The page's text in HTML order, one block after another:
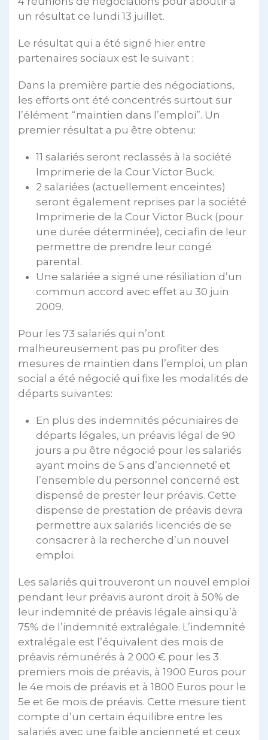
un résultat ce lundi 13 juillet.
Le résultat qui a été signé hier entre
partenaires sociaux est le suivant :
Dans la première partie des négociations,
les efforts ont été concentrés surtout sur
l’élément “maintien dans l’emploi”. Un
premier résultat a pu être obtenu:
11 salariés seront reclassés à la société
Imprimerie de la Cour Victor Buck.
2 salariées (actuellement enceintes)
seront également reprises par la société
Imprimerie de la Cour Victor Buck (pour
une durée déterminée), ceci afin de leur
permettre de prendre leur congé
parental.
Une salariée a signé une résiliation d’un
commun accord avec effet au 30 juin
2009.
Pour les 73 salariés qui n’ont
malheureusement pas pu profiter des
mesures de maintien dans l’emploi, un plan
social a été négocié qui fixe les modalités de
départs suivantes:
En plus des indemnités pécuniaires de
départs légales, un préavis légal de 90
jours a pu être négocié pour les salariés
ayant moins de 5 ans d’ancienneté et
l’ensemble du personnel concerné est
dispensé de prester leur préavis. Cette
dispense de prestation de préavis devra
permettre aux salariés licenciés de se
consacrer à la recherche d’un nouvel
emploi.
Les salariés qui trouveront un nouvel emploi
pendant leur préavis auront droit à 50% de
leur indemnité de préavis légale ainsi qu’à
75% de l’indemnité extralégale. L’indemnité
extralégale est l’équivalent des mois de
préavis rémunérés à 2 000 € pour les 3
premiers mois de préavis, à 1900 Euros pour
le 4e mois de préavis et à 1800 Euros pour le
5e et 6e mois de préavis. Cette mesure tient
compte d’un certain équilibre entre les
salariés avec une faible ancienneté et ceux